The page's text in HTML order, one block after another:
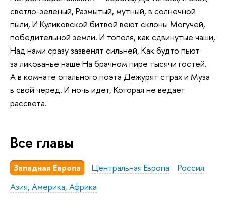
светло-зеленый, Размытый, мутный, в солнечной
пыли, И Куликовской битвой веют склоны Могучей,
победительной земли. И тополя, как сдвинутые чаши,
Над нами сразу зазвенят сильней, Как будто пьют
за ликованье наше На брачном пире тысячи гостей.
А в комнате опального поэта Дежурят страх и Муза
в свой черед. И ночь идет, Которая не ведает
рассвета.
Все главы
Западная Европа Центральная Европа
Россия
Азия, Америка, Африка